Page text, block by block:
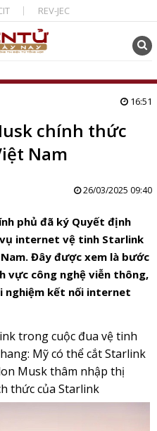
REV-JEC
16:51
chính thức
Nam
26/03/2025 09:40
phủ đã ký Quyết định
internet vệ tinh Starlink
Đây được xem là bước
vực công nghệ viễn thông,
nghiệm kết nối internet
trong cuộc đua vệ tinh
Mỹ có thể cắt Starlink
Musk thâm nhập thị
thức của Starlink